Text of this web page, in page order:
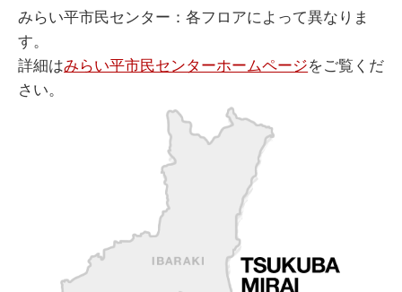
みらい平市民センター：各フロアによって異なりま
す。
詳細はみらい平市民センターホームページをご覧くだ
さい。